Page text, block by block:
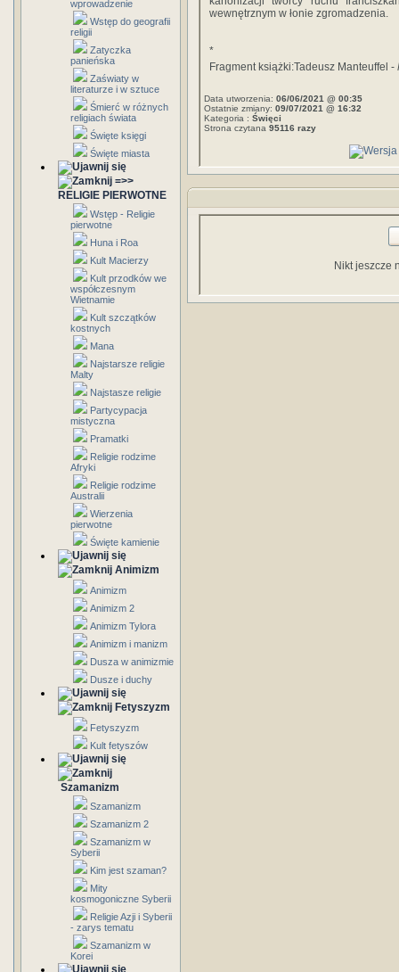
wprowadzenie
Wstęp do geografii
religii
Zatyczka
panieńska
Zaświaty w
literaturze i w sztuce
Śmierć w różnych
religiach świata
Święte księgi
Święte miasta
=>>
RELIGIE PIERWOTNE
Wstęp - Religie
pierwotne
Huna i Roa
Kult Macierzy
Kult przodków we
współczesnym
Wietnamie
Kult szczątków
kostnych
Mana
Najstarsze religie
Malty
Najstasze religie
Partycypacja
mistyczna
Pramatki
Religie rodzime
Afryki
Religie rodzime
Australii
Wierzenia
pierwotne
Święte kamienie
Animizm
Animizm
Animizm 2
Animizm Tylora
Animizm i manizm
Dusza w animizmie
Dusze i duchy
Fetyszyzm
Fetyszyzm
Kult fetyszów
Szamanizm
Szamanizm
Szamanizm 2
Szamanizm w
Syberii
Kim jest szaman?
Mity
kosmogoniczne Syberii
Religie Azji i Syberii
- zarys tematu
Szamanizm w
Korei
wewnętrznym w łonie zgromadzenia.
*
Fragment książki:Tadeusz Manteuffel -
Data utworzenia: 06/06/2021 @ 00:35
Ostatnie zmiany: 09/07/2021 @ 16:32
Kategoria : Święci
Strona czytana 95116 razy
Nikt jeszcze